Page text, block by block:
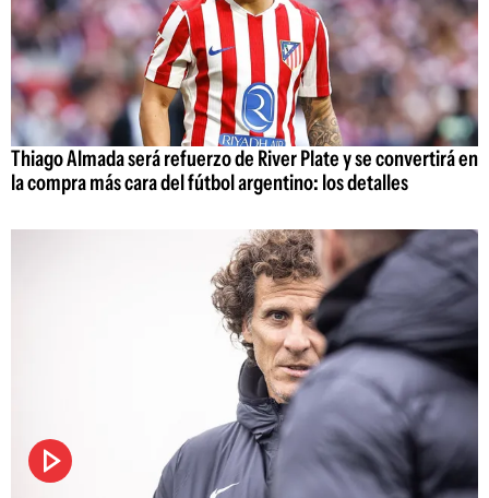
Thiago Almada será refuerzo de River Plate y se convertirá en
la compra más cara del fútbol argentino: los detalles